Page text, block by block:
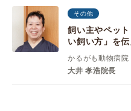
その他
飼い主やペッ
い飼い方」を
かるがも動物病院
大井 孝浩院長